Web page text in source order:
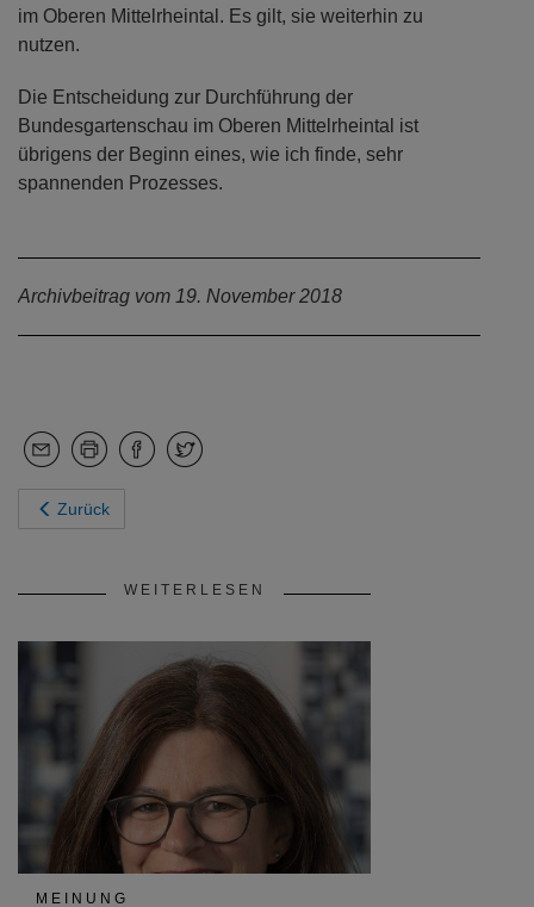
im Oberen Mittelrheintal. Es gilt, sie weiterhin zu
nutzen.
Die Entscheidung zur Durchführung der
Bundesgartenschau im Oberen Mittelrheintal ist
übrigens der Beginn eines, wie ich finde, sehr
spannenden Prozesses.
Archivbeitrag vom 19. November 2018
Zurück
WEITERLESEN
MEINUNG